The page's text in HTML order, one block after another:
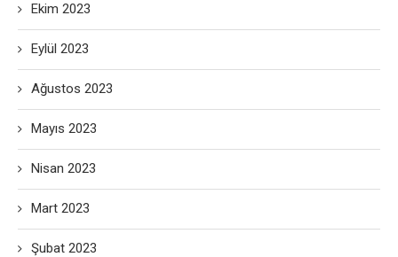
Ekim 2023
Eylül 2023
Ağustos 2023
Mayıs 2023
Nisan 2023
Mart 2023
Şubat 2023